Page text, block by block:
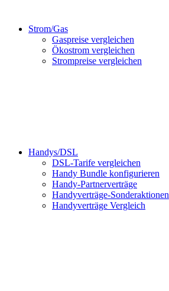
Strom/Gas
Gaspreise vergleichen
Ökostrom vergleichen
Strompreise vergleichen
Handys/DSL
DSL-Tarife vergleichen
Handy Bundle konfigurieren
Handy-Partnerverträge
Handyverträge-Sonderaktionen
Handyverträge Vergleich